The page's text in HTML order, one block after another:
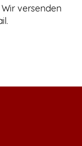
versenden